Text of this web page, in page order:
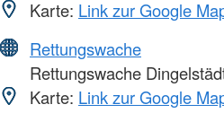
Karte: Link zur Google
Rettungswache
Rettungswache
Karte: Link zur Google